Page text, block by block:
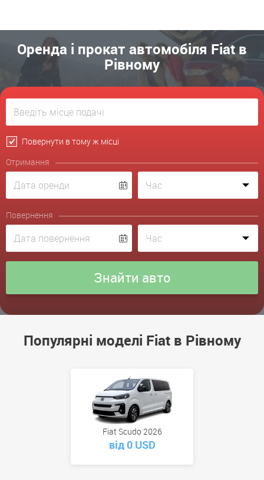
Оренда і прокат автомобіля Fiat в
Рівному
Повернути в тому ж місці
Отримання
Повернення
Популярні моделі Fiat в Рівному
Fiat Scudo 2026
від 0 USD